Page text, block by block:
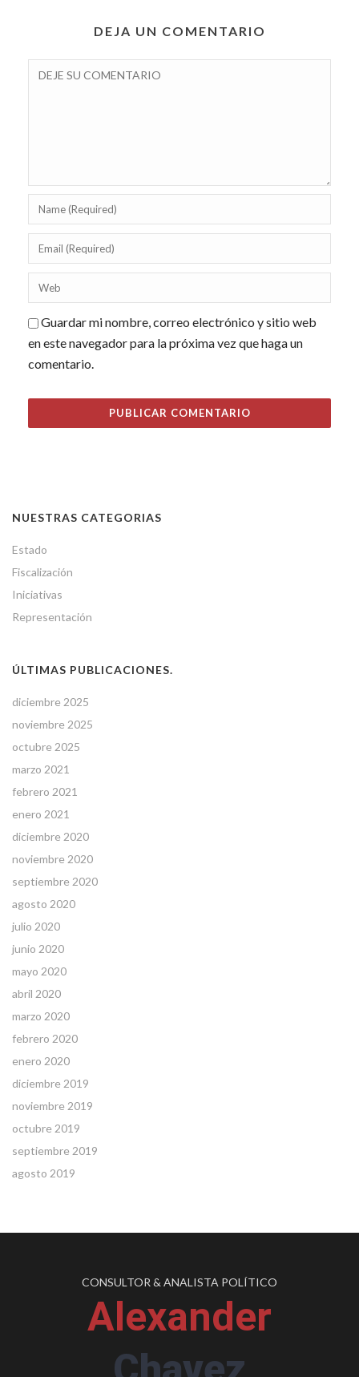
DEJA UN COMENTARIO
Guardar mi nombre, correo electrónico y sitio web
en este navegador para la próxima vez que haga un
comentario.
NUESTRAS CATEGORIAS
Estado
Fiscalización
Iniciativas
Representación
ÚLTIMAS PUBLICACIONES.
diciembre 2025
noviembre 2025
octubre 2025
marzo 2021
febrero 2021
enero 2021
diciembre 2020
noviembre 2020
septiembre 2020
agosto 2020
julio 2020
junio 2020
mayo 2020
abril 2020
marzo 2020
febrero 2020
enero 2020
diciembre 2019
noviembre 2019
octubre 2019
septiembre 2019
agosto 2019
CONSULTOR & ANALISTA POLÍTICO
Alexander